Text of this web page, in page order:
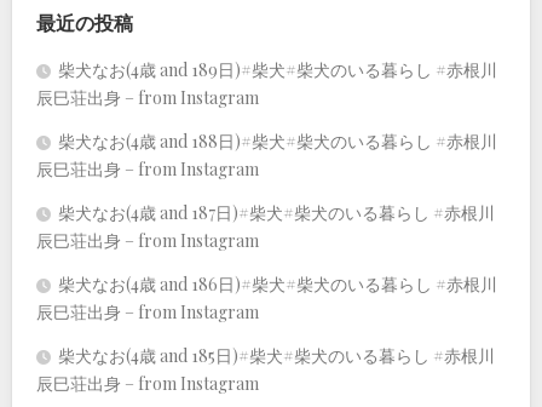
最近の投稿
柴犬なお(4歳 and 189日)#柴犬#柴犬のいる暮らし #赤根川
辰巳荘出身 – from Instagram
柴犬なお(4歳 and 188日)#柴犬#柴犬のいる暮らし #赤根川
辰巳荘出身 – from Instagram
柴犬なお(4歳 and 187日)#柴犬#柴犬のいる暮らし #赤根川
辰巳荘出身 – from Instagram
柴犬なお(4歳 and 186日)#柴犬#柴犬のいる暮らし #赤根川
辰巳荘出身 – from Instagram
柴犬なお(4歳 and 185日)#柴犬#柴犬のいる暮らし #赤根川
辰巳荘出身 – from Instagram